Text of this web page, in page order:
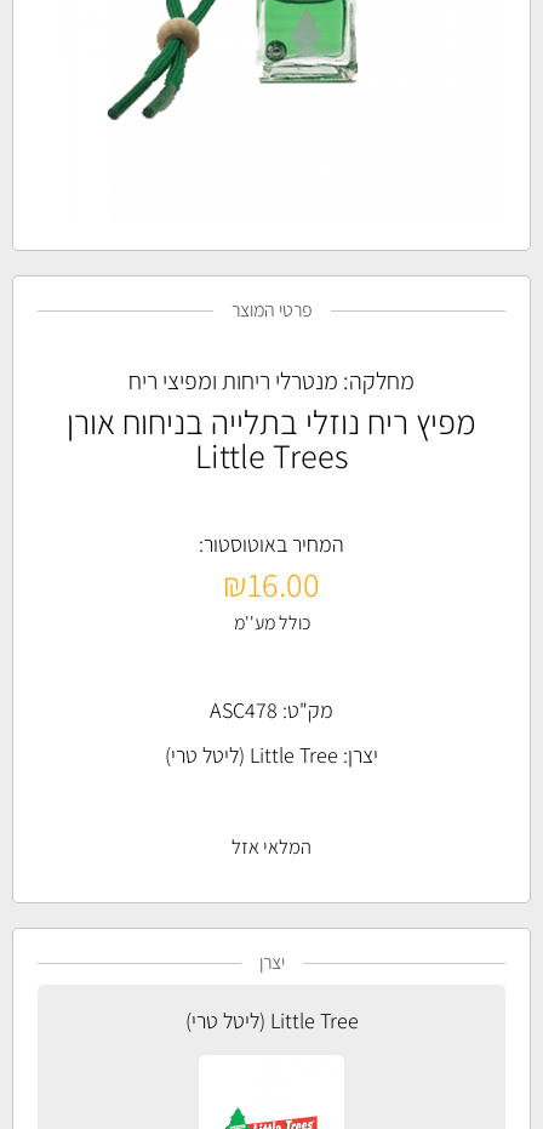
פרטי המוצר
מחלקה: מנטרלי ריחות ומפיצי ריח
מפיץ ריח נוזלי בתלייה בניחוח אורן
Little Trees
המחיר באוטוסטור:
₪16.00
כולל מע''מ
מק"ט: ASC478
יצרן: Little Tree (ליטל טרי)
המלאי אזל
יצרן
Little Tree (ליטל טרי)